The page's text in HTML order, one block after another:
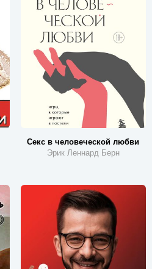
Секс в человеческой любви
Эрик Леннард Берн